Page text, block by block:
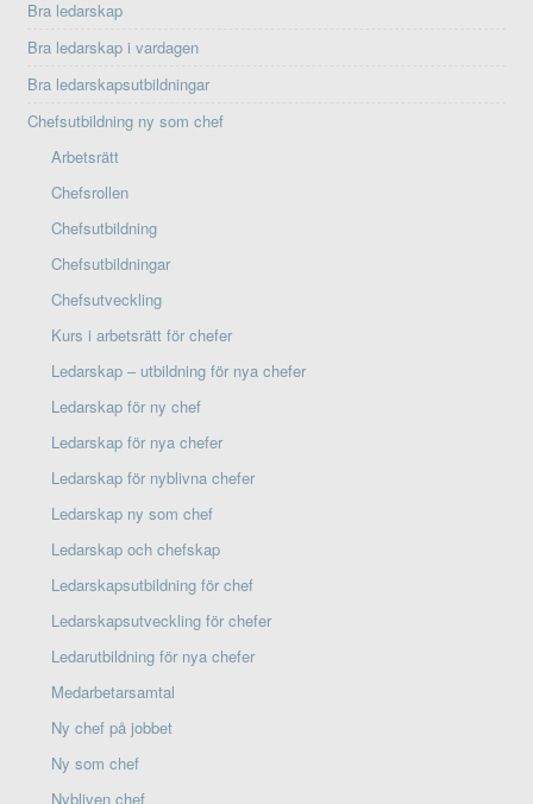
Bra ledarskap
Bra ledarskap i vardagen
Bra ledarskapsutbildningar
Chefsutbildning ny som chef
Arbetsrätt
Chefsrollen
Chefsutbildning
Chefsutbildningar
Chefsutveckling
Kurs i arbetsrätt för chefer
Ledarskap – utbildning för nya chefer
Ledarskap för ny chef
Ledarskap för nya chefer
Ledarskap för nyblivna chefer
Ledarskap ny som chef
Ledarskap och chefskap
Ledarskapsutbildning för chef
Ledarskapsutveckling för chefer
Ledarutbildning för nya chefer
Medarbetarsamtal
Ny chef på jobbet
Ny som chef
Nybliven chef